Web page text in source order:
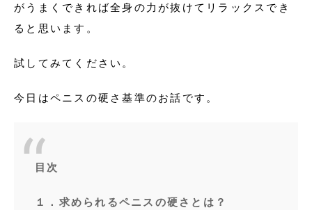
がうまくできれば全身の力が抜けてリラックスでき
ると思います。
試してみてください。
今日はペニスの硬さ基準のお話です。
目次
１．求められるペニスの硬さとは？